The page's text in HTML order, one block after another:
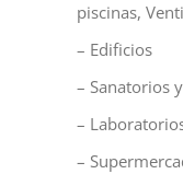
piscinas,
– Edificios
– Sanatorios
–
–